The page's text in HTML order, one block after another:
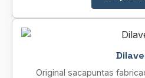
Original sacapuntas